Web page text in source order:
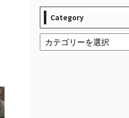
Category